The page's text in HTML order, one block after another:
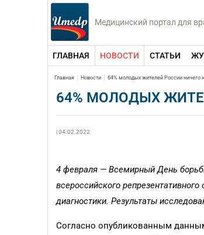
Медицинский портал для
ГЛАВНАЯ НОВОСТИ СТАТЬИ
Главная Новости 64% молодых жителей России ничего
64% МОЛОДЫХ
| 04.02.2022
4 февраля — Всемирный День
всероссийского
диагностики. Результаты
Согласно опубликованным